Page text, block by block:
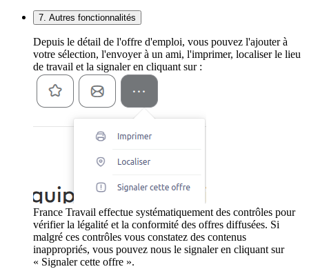
7. Autres fonctionnalités
Depuis le détail de l'offre d'emploi, vous pouvez l'ajouter à
votre sélection, l'envoyer à un ami, l'imprimer, localiser le lieu
de travail et la signaler en cliquant sur :
France Travail effectue systématiquement des contrôles pour
vérifier la légalité et la conformité des offres diffusées. Si
malgré ces contrôles vous constatez des contenus
inappropriés, vous pouvez nous le signaler en cliquant sur
« Signaler cette offre ».